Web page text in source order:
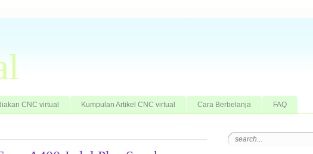
CNC virtual Kumpulan Artikel CNC virtual Cara Berbelanja FAQ